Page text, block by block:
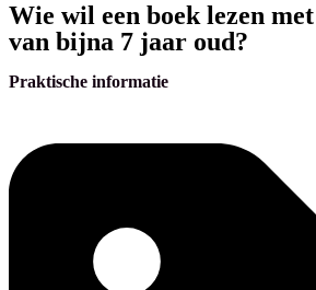
Wie wil een boek lezen
van bijna 7 jaar oud?
Praktische informatie